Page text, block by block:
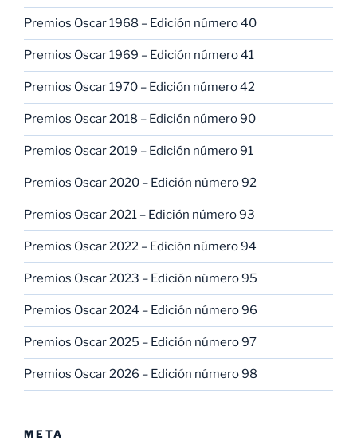
Premios Oscar 1968 – Edición número 40
Premios Oscar 1969 – Edición número 41
Premios Oscar 1970 – Edición número 42
Premios Oscar 2018 – Edición número 90
Premios Oscar 2019 – Edición número 91
Premios Oscar 2020 – Edición número 92
Premios Oscar 2021 – Edición número 93
Premios Oscar 2022 – Edición número 94
Premios Oscar 2023 – Edición número 95
Premios Oscar 2024 – Edición número 96
Premios Oscar 2025 – Edición número 97
Premios Oscar 2026 – Edición número 98
META